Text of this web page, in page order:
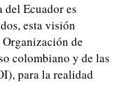
Ecuador es
esta visión
de
colombiano y de las
para la realidad